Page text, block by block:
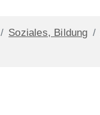
Soziales, Bildung